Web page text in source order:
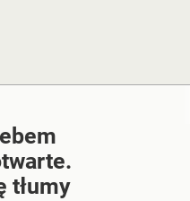
tłumy